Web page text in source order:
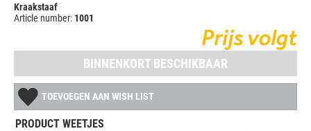
Kraakstaaf
Article number: 1001
Prijs volgt
BINNENKORT BESCHIKBAAR
TOEVOEGEN AAN WISH LIST
PRODUCT WEETJES